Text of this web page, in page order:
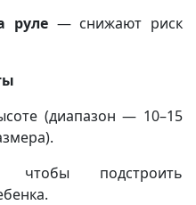
руле — снижают риск
(диапазон — 10–15
чтобы подстроить